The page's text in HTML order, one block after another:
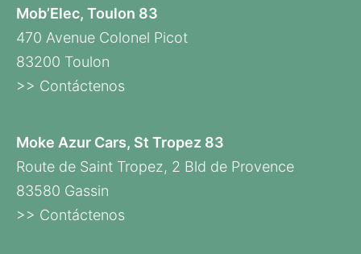
Mob’Elec, Toulon 83
470 Avenue Colonel Picot
83200 Toulon
>> Contáctenos
Moke Azur Cars, St Tropez 83
Route de Saint Tropez, 2 Bld de Provence
83580 Gassin
>> Contáctenos